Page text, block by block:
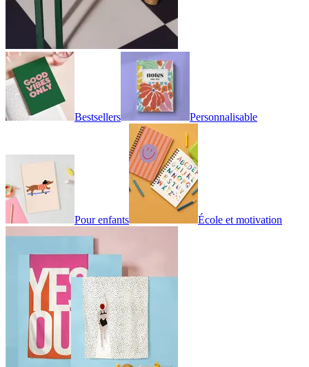
Bestsellers Personnalisable
Pour enfants École et motivation